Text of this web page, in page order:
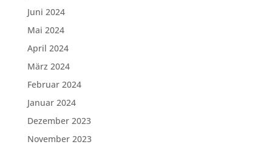
Juni 2024
Mai 2024
April 2024
März 2024
Februar 2024
Januar 2024
Dezember 2023
November 2023